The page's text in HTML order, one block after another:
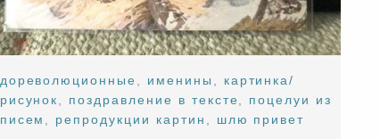
дореволюционные именины
картинка/
рисунок
поздравление в тексте
поцелуи из
писем
репродукции картин шлю привет